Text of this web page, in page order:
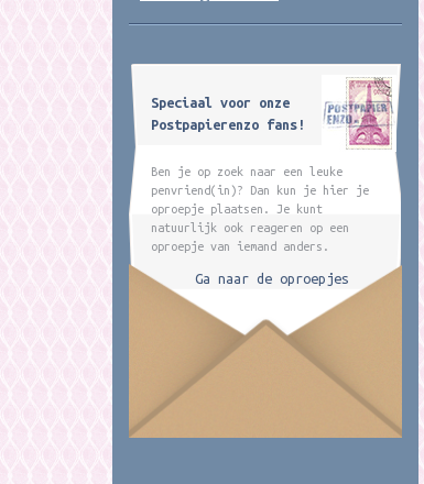
Speciaal voor onze
Postpapierenzo fans!
Ben je op zoek naar een leuke
penvriend(in)? Dan kun je hier je
oproepje plaatsen. Je kunt
natuurlijk ook reageren op een
oproepje van iemand anders.
Ga naar de oproepjes